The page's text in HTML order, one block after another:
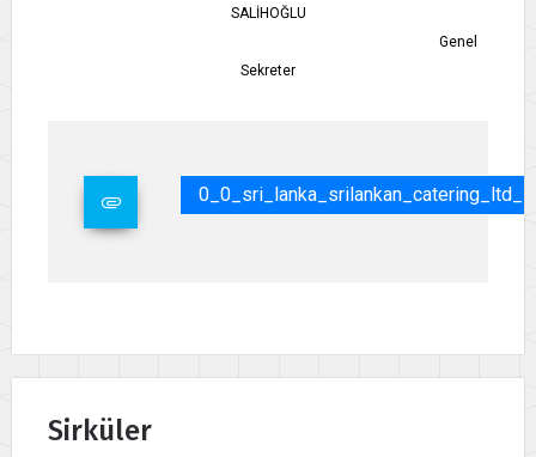
SALİHOĞLU
Genel
Sekreter
Sirküler